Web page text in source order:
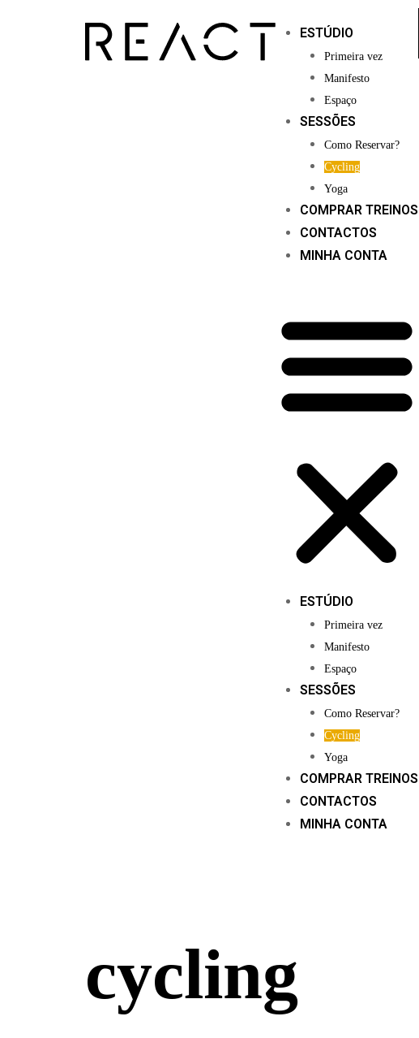
ESTÚDIO
Primeira vez
Manifesto
Espaço
SESSÕES
Como Reservar?
Cycling
Yoga
COMPRAR TREINOS
CONTACTOS
MINHA CONTA
ESTÚDIO
Primeira vez
Manifesto
Espaço
SESSÕES
Como Reservar?
Cycling
Yoga
COMPRAR TREINOS
CONTACTOS
MINHA CONTA
cycling